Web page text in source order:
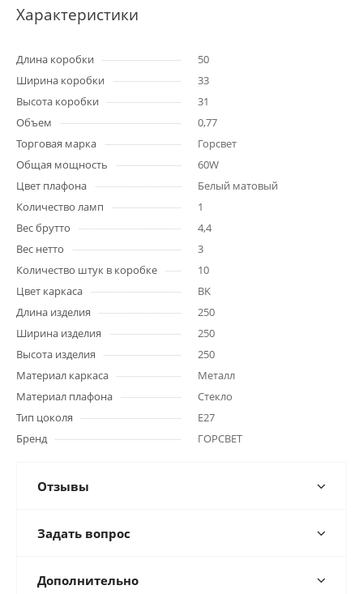
Характеристики
Длина коробки
50
Ширина коробки
33
Высота коробки
31
Объем
0,77
Торговая марка
Горсвет
Общая мощность
60W
Цвет плафона
Белый матовый
Количество ламп
1
Вес брутто
4,4
Вес нетто
3
Количество штук в коробке
10
Цвет каркаса
BK
Длина изделия
250
Ширина изделия
250
Высота изделия
250
Материал каркаса
Металл
Материал плафона
Стекло
Тип цоколя
E27
Бренд
ГОРСВЕТ
Отзывы
Задать вопрос
Дополнительно